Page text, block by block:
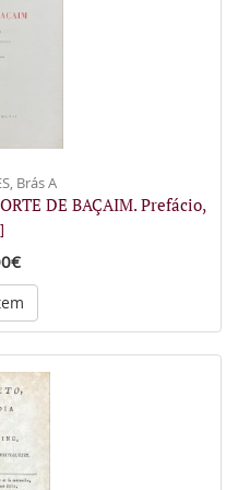
Brás A
DE BAÇAIM. Prefácio,